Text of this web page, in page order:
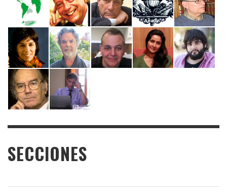
SECCIONES